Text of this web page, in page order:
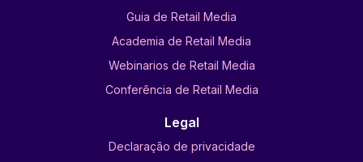
Guia de Retail Media
Academia de Retail Media
Webinarios de Retail Media
Conferência de Retail Media
Legal
Declaração de privacidade